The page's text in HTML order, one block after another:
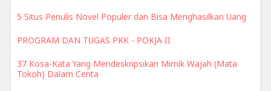
5 Situs Penulis Novel Populer dan Bisa Menghasilkan Uang
PROGRAM DAN TUGAS PKK - POKJA II
37 Kosa-Kata Yang Mendeskripsikan Mimik Wajah (Mata
Tokoh) Dalam Cerita